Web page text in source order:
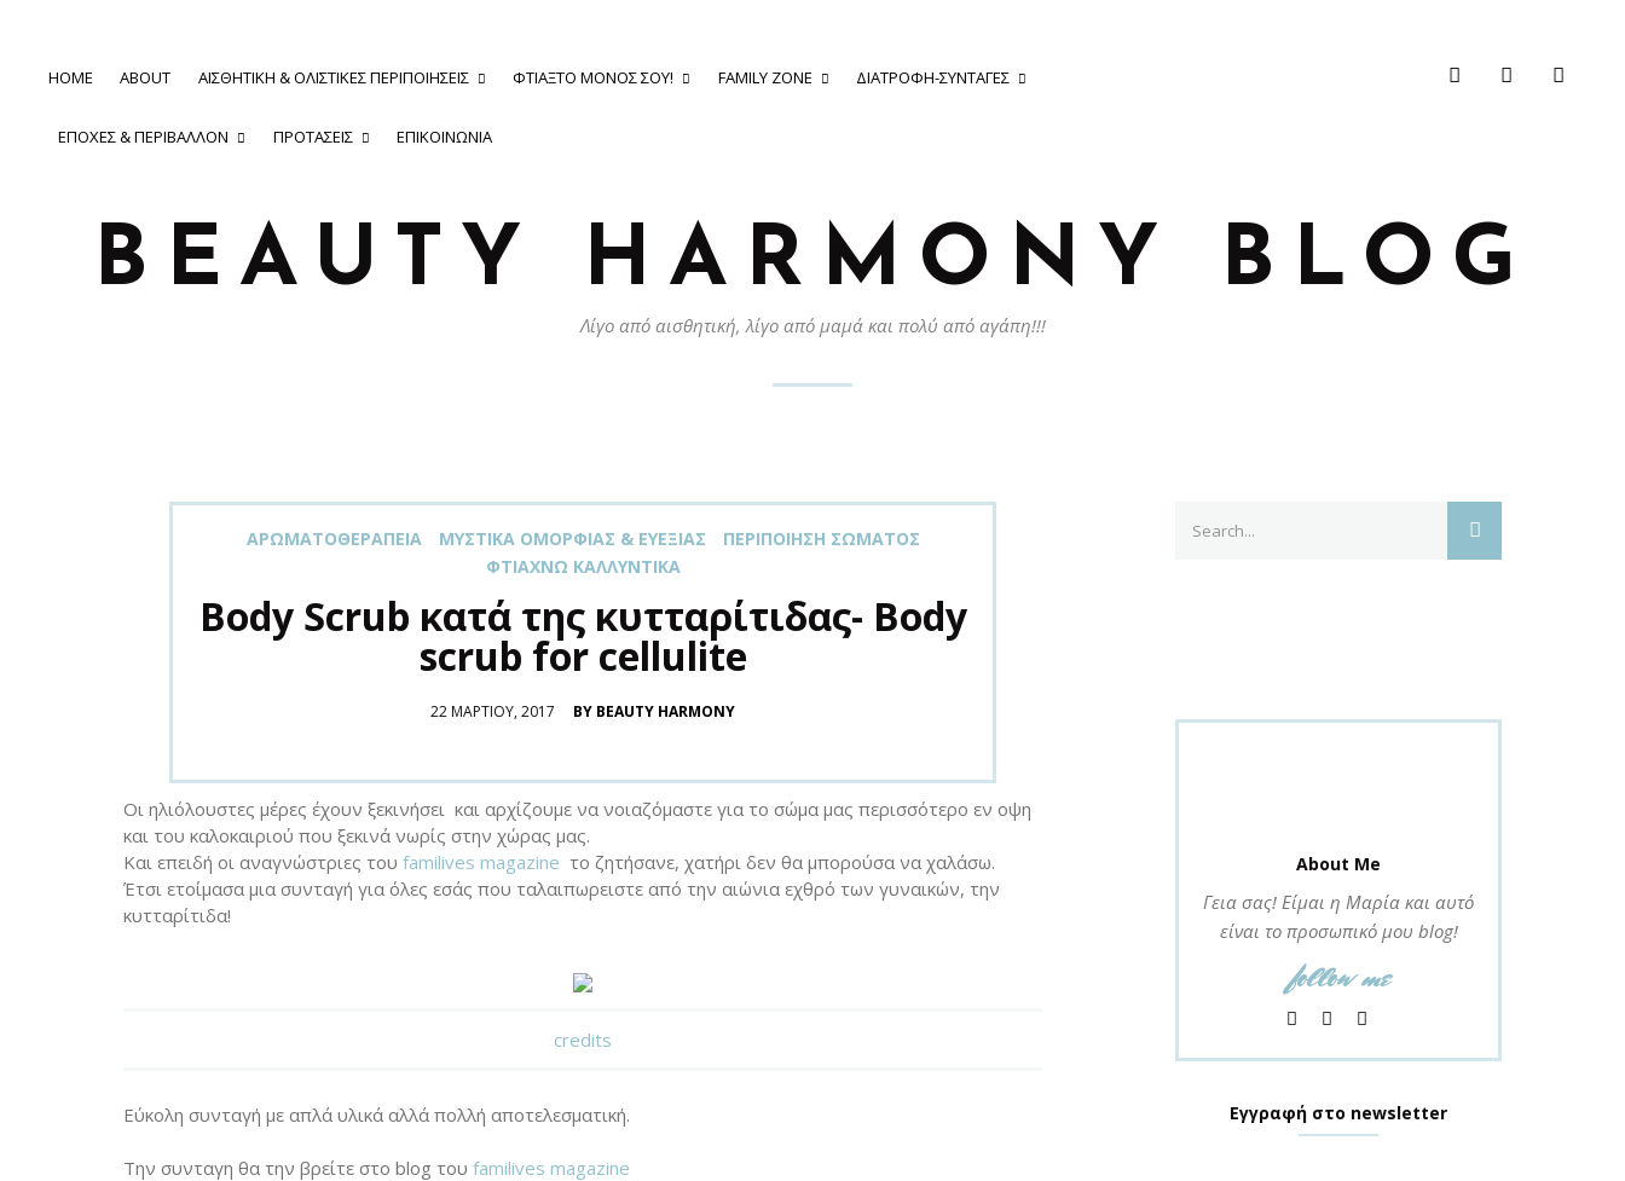
HOME ABOUT ΑΙΣΘΗΤΙΚΉ & ΟΛΙΣΤΙΚΈΣ ΠΕΡΙΠΟΙΉΣΕΙΣ ΦΤΙΆΞΤΟ ΜΌΝΟΣ ΣΟΥ! FAMILY ZONE ΔΙΑΤΡΟΦΉ-ΣΥΝΤΑΓΈΣ
ΕΠΟΧΈΣ & ΠΕΡΙΒΆΛΛΟΝ ΠΡΟΤΆΣΕΙΣ ΕΠΙΚΟΙΝΩΝΊΑ
BEAUTY HARMONY BLOG
Λίγο από αισθητική, λίγο από μαμά και πολύ από αγάπη!!!
ΑΡΩΜΑΤΟΘΕΡΑΠΕΊΑ ΜΥΣΤΙΚΆ ΟΜΟΡΦΙΆΣ & ΕΥΕΞΊΑΣ
ΠΕΡΙΠΟΊΗΣΗ ΣΏΜΑΤΟΣ
ΦΤΙΆΧΝΩ ΚΑΛΛΥΝΤΙΚΆ
Body Scrub κατά της κυτταρίτιδας- Body
scrub for cellulite
POSTED
22 ΜΑΡΤΊΟΥ, 2017 BY BEAUTY HARMONY
Οι ηλιόλουστες μέρες έχουν ξεκινήσει και αρχίζουμε να νοιαζόμαστε για το σώμα μας περισσότερο εν οψη
και του καλοκαιριού που ξεκινά νωρίς στην χώρας μας.
Και επειδή οι αναγνώστριες του familives magazine το ζητήσανε, χατήρι δεν θα μπορούσα να χαλάσω.
Έτσι ετοίμασα μια συνταγή για όλες εσάς που ταλαιπωρειστε από την αιώνια εχθρό των γυναικών, την
κυτταρίτιδα!
credits
Εύκολη συνταγή με απλά υλικά αλλά πολλή αποτελεσματική.
Την συνταγη θα την βρείτε στο blog του familives magazine
for:
SEARCH
About Me
Γεια σας! Είμαι η Μαρία και αυτό
είναι το προσωπικό μου blog!
follow me
Εγγραφή στο newsletter